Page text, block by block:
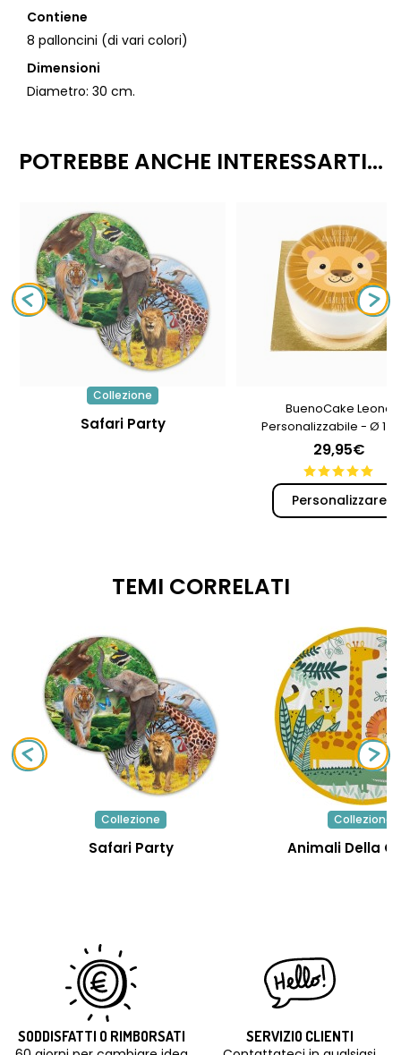
Contiene
8 palloncini (di vari colori)
Dimensioni
Diametro: 30 cm.
POTREBBE ANCHE INTERESSARTI...
Collezione
Safari Party
BuenoCake Leone
Personalizzabile - Ø 14
29,95€
Personalizzare
TEMI CORRELATI
Collezione
Safari Party
Collezione
Animali Della
SODDISFATTI O RIMBORSATI
SERVIZIO CLIENTI